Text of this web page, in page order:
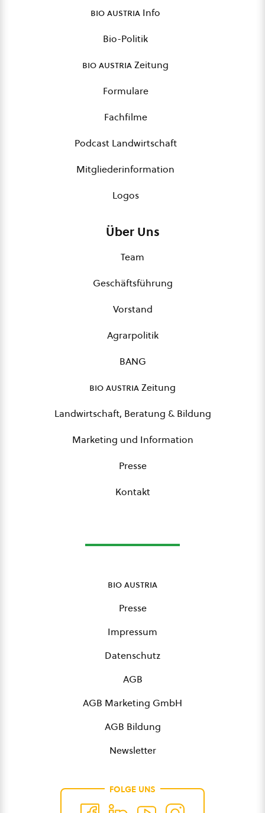
bio austria Info
Bio-Politik
bio austriaZeitung
Formulare
Fachfilme
Podcast Landwirtschaft
Mitgliederinformation
Logos
Über Uns
Team
Geschäftsführung
Vorstand
Agrarpolitik
BANG
bio austriaZeitung
Landwirtschaft, Beratung & Bildung
Marketing und Information
Presse
Kontakt
bio austria
Presse
Impressum
Datenschutz
AGB
AGB Marketing GmbH
AGB Bildung
Newsletter
FOLGE UNS